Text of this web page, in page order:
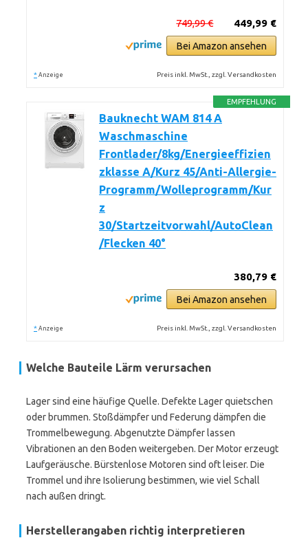
449,99 €
749,99 €
Bei Amazon ansehen
* Anzeige Preis inkl. MwSt., zzgl. Versandkosten
EMPFEHLUNG
Bauknecht WAM 814 A
Waschmaschine
Frontlader/8kg/Energieeffizien
zklasse A/Kurz 45/Anti-Allergie-
Programm/Wolleprogramm/Kur
z
30/Startzeitvorwahl/AutoClean
/Flecken 40°
380,79 €
Bei Amazon ansehen
* Anzeige Preis inkl. MwSt., zzgl. Versandkosten
Welche Bauteile Lärm verursachen
Lager sind eine häufige Quelle. Defekte Lager quietschen
oder brummen. Stoßdämpfer und Federung dämpfen die
Trommelbewegung. Abgenutzte Dämpfer lassen
Vibrationen an den Boden weitergeben. Der Motor erzeugt
Laufgeräusche. Bürstenlose Motoren sind oft leiser. Die
Trommel und ihre Isolierung bestimmen, wie viel Schall
nach außen dringt.
Herstellerangaben richtig interpretieren